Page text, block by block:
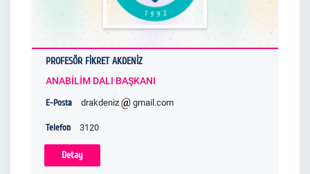
PROFESÖR FİKRET AKDENİZ
ANABİLİM DALI BAŞKANI
E-Posta
drakdeniz gmail.com
Telefon 3120
Detay